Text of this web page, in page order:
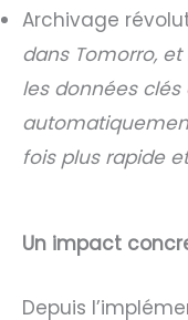
Archivage
dans Tomorro, et
les données
fois plus rapide
Un impact
Depuis